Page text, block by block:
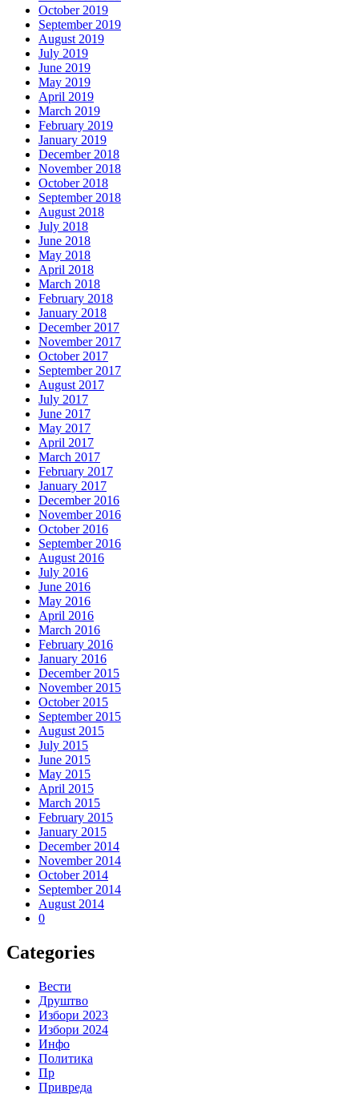
October 2019
September 2019
August 2019
July 2019
June 2019
May 2019
April 2019
March 2019
February 2019
January 2019
December 2018
November 2018
October 2018
September 2018
August 2018
July 2018
June 2018
May 2018
April 2018
March 2018
February 2018
January 2018
December 2017
November 2017
October 2017
September 2017
August 2017
July 2017
June 2017
May 2017
April 2017
March 2017
February 2017
January 2017
December 2016
November 2016
October 2016
September 2016
August 2016
July 2016
June 2016
May 2016
April 2016
March 2016
February 2016
January 2016
December 2015
November 2015
October 2015
September 2015
August 2015
July 2015
June 2015
May 2015
April 2015
March 2015
February 2015
January 2015
December 2014
November 2014
October 2014
September 2014
August 2014
0
Categories
Вести
Друштво
Избори 2023
Избори 2024
Инфо
Политика
Пр
Привреда